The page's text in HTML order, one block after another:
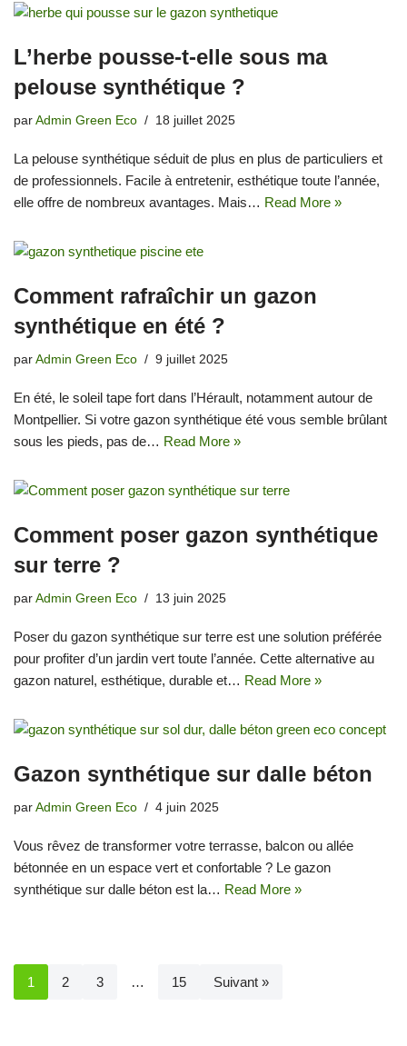
L’herbe pousse-t-elle sous ma
pelouse synthétique ?
par Admin Green Eco 18 juillet 2025
La pelouse synthétique séduit de plus en plus de particuliers et
de professionnels. Facile à entretenir, esthétique toute l’année,
elle offre de nombreux avantages. Mais… Read More »
Comment rafraîchir un gazon
synthétique en été ?
par Admin Green Eco 9 juillet 2025
En été, le soleil tape fort dans l’Hérault, notamment autour de
Montpellier. Si votre gazon synthétique été vous semble brûlant
sous les pieds, pas de… Read More »
Comment poser gazon synthétique
sur terre ?
par Admin Green Eco 13 juin 2025
Poser du gazon synthétique sur terre est une solution préférée
pour profiter d’un jardin vert toute l’année. Cette alternative au
gazon naturel, esthétique, durable et… Read More »
Gazon synthétique sur dalle béton
par Admin Green Eco 4 juin 2025
Vous rêvez de transformer votre terrasse, balcon ou allée
bétonnée en un espace vert et confortable ? Le gazon
synthétique sur dalle béton est la… Read More »
1 2 3 … 15 Suivant »